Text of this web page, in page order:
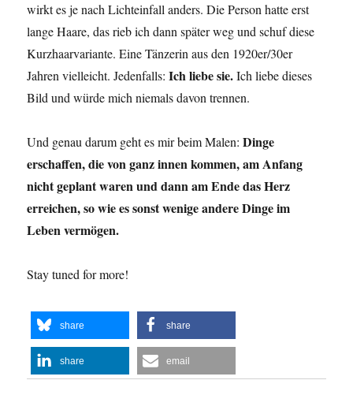
wirkt es je nach Lichteinfall anders. Die Person hatte erst
lange Haare, das rieb ich dann später weg und schuf diese
Kurzhaarvariante. Eine Tänzerin aus den 1920er/30er
Jahren vielleicht. Jedenfalls:Ich liebe sie.Ich liebe dieses
Bild und würde mich niemals davon trennen.
Und genau darum geht es mir beim Malen:Dinge
erschaffen, die von ganz innen kommen, am Anfang
nicht geplant waren und dann am Ende das Herz
erreichen, so wie es sonst wenige andere Dinge im
Leben vermögen.
Stay tuned for more!
share share
share email